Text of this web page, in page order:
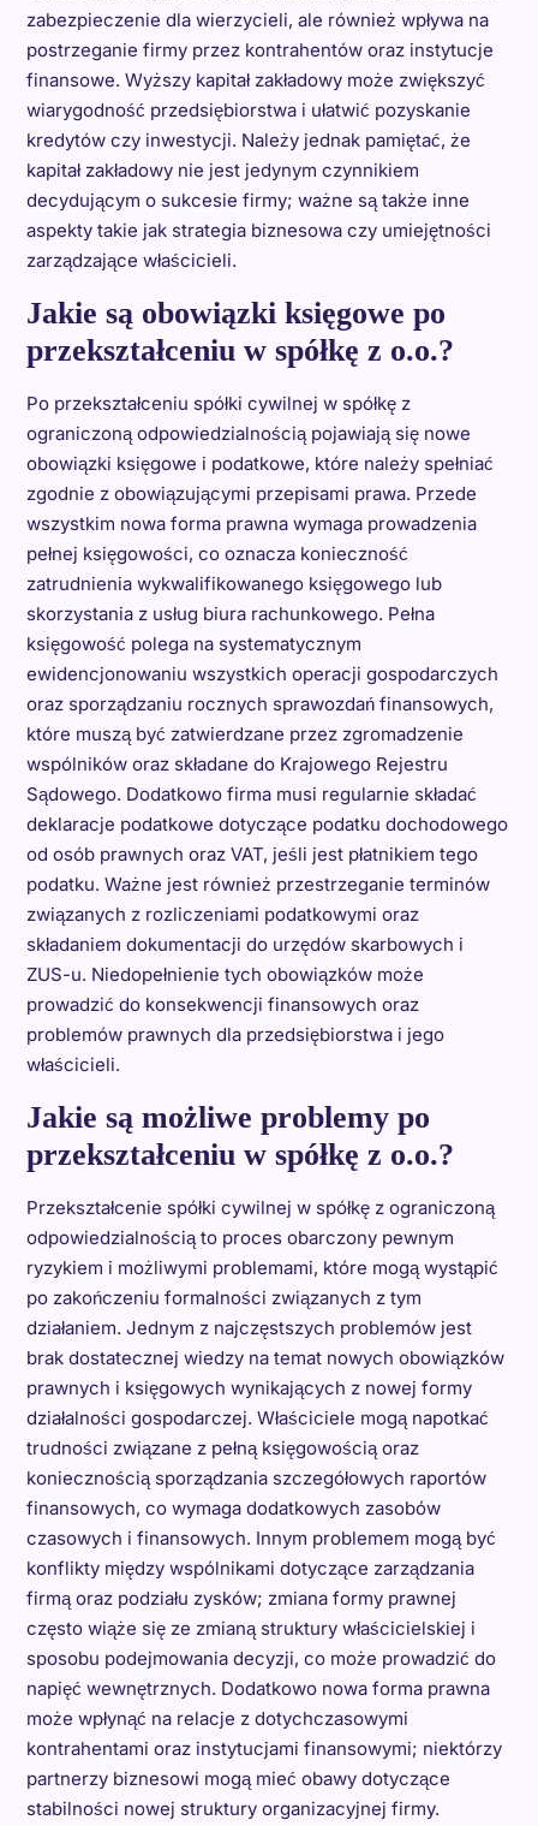
zabezpieczenie dla wierzycieli, ale również wpływa na
postrzeganie firmy przez kontrahentów oraz instytucje
finansowe. Wyższy kapitał zakładowy może zwiększyć
wiarygodność przedsiębiorstwa i ułatwić pozyskanie
kredytów czy inwestycji. Należy jednak pamiętać, że
kapitał zakładowy nie jest jedynym czynnikiem
decydującym o sukcesie firmy; ważne są także inne
aspekty takie jak strategia biznesowa czy umiejętności
zarządzające właścicieli.
Jakie są obowiązki księgowe po
przekształceniu w spółkę z o.o.?
Po przekształceniu spółki cywilnej w spółkę z
ograniczoną odpowiedzialnością pojawiają się nowe
obowiązki księgowe i podatkowe, które należy spełniać
zgodnie z obowiązującymi przepisami prawa. Przede
wszystkim nowa forma prawna wymaga prowadzenia
pełnej księgowości, co oznacza konieczność
zatrudnienia wykwalifikowanego księgowego lub
skorzystania z usług biura rachunkowego. Pełna
księgowość polega na systematycznym
ewidencjonowaniu wszystkich operacji gospodarczych
oraz sporządzaniu rocznych sprawozdań finansowych,
które muszą być zatwierdzane przez zgromadzenie
wspólników oraz składane do Krajowego Rejestru
Sądowego. Dodatkowo firma musi regularnie składać
deklaracje podatkowe dotyczące podatku dochodowego
od osób prawnych oraz VAT, jeśli jest płatnikiem tego
podatku. Ważne jest również przestrzeganie terminów
związanych z rozliczeniami podatkowymi oraz
składaniem dokumentacji do urzędów skarbowych i
ZUS-u. Niedopełnienie tych obowiązków może
prowadzić do konsekwencji finansowych oraz
problemów prawnych dla przedsiębiorstwa i jego
właścicieli.
Jakie są możliwe problemy po
przekształceniu w spółkę z o.o.?
Przekształcenie spółki cywilnej w spółkę z ograniczoną
odpowiedzialnością to proces obarczony pewnym
ryzykiem i możliwymi problemami, które mogą wystąpić
po zakończeniu formalności związanych z tym
działaniem. Jednym z najczęstszych problemów jest
brak dostatecznej wiedzy na temat nowych obowiązków
prawnych i księgowych wynikających z nowej formy
działalności gospodarczej. Właściciele mogą napotkać
trudności związane z pełną księgowością oraz
koniecznością sporządzania szczegółowych raportów
finansowych, co wymaga dodatkowych zasobów
czasowych i finansowych. Innym problemem mogą być
konflikty między wspólnikami dotyczące zarządzania
firmą oraz podziału zysków; zmiana formy prawnej
często wiąże się ze zmianą struktury właścicielskiej i
sposobu podejmowania decyzji, co może prowadzić do
napięć wewnętrznych. Dodatkowo nowa forma prawna
może wpłynąć na relacje z dotychczasowymi
kontrahentami oraz instytucjami finansowymi; niektórzy
partnerzy biznesowi mogą mieć obawy dotyczące
stabilności nowej struktury organizacyjnej firmy.